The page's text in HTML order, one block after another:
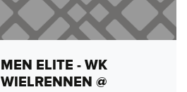
MEN ELITE - WK
WIELRENNEN @